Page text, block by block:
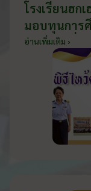
โรงเรียนฮก
มอบทุนการ
2569 วันที่
อ่านเพิ่มเติม ›